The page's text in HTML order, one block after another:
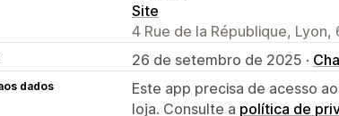
Site
4 Rue de la République, Lyon,
26 de setembro de 2025 ·
dados
Este app precisa de acesso
loja. Consulte a política de